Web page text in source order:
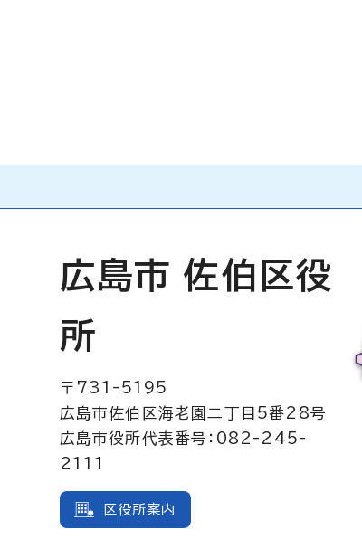
広島市 佐伯区役
所
〒731-5195
広島市佐伯区海老園二丁目5番28号
広島市役所代表番号：082-245-
2111
区役所案内